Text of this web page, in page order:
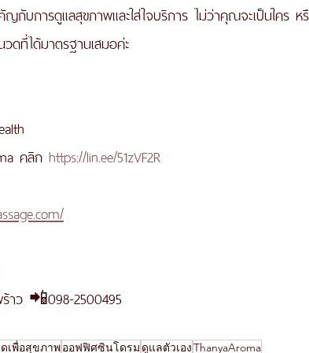
ญกับการดูแลสุขภาพและใส่ใจบริการ ไม่ว่าคุณจะเป็นใคร
ดที่ได้มาตรฐานเสมอค่ะ
คลิก https://lin.ee/51zVF2R
าว 📲098-2500495
เพื่อสุขภาพออฟฟิศซินโดรม ดูแลตัวเองThanyaAroma